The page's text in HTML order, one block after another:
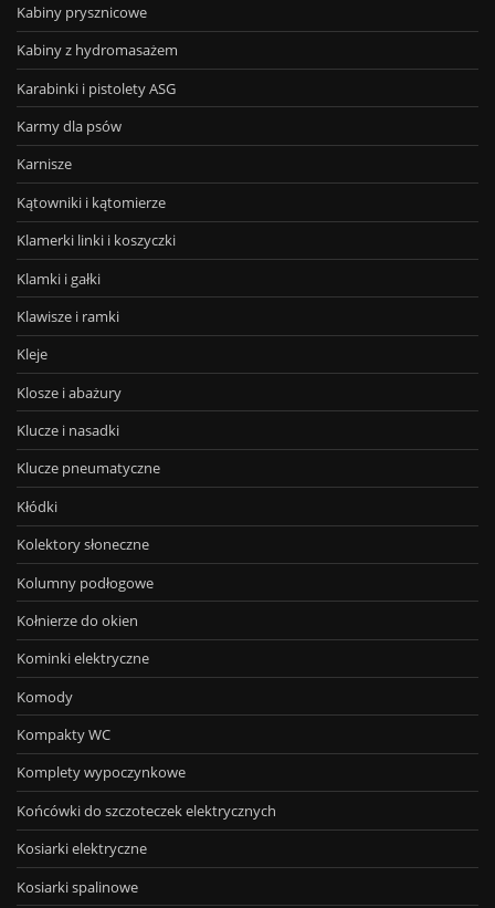
Kabiny prysznicowe
Kabiny z hydromasażem
Karabinki i pistolety ASG
Karmy dla psów
Karnisze
Kątowniki i kątomierze
Klamerki linki i koszyczki
Klamki i gałki
Klawisze i ramki
Kleje
Klosze i abażury
Klucze i nasadki
Klucze pneumatyczne
Kłódki
Kolektory słoneczne
Kolumny podłogowe
Kołnierze do okien
Kominki elektryczne
Komody
Kompakty WC
Komplety wypoczynkowe
Końcówki do szczoteczek elektrycznych
Kosiarki elektryczne
Kosiarki spalinowe